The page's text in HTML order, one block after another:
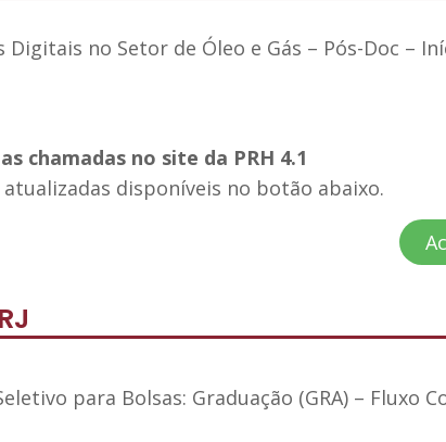
Digitais no Setor de Óleo e Gás – Pós-Doc –
chamadas no site da PRH 4.1
disponíveis no botão abaixo.
para Bolsas: Graduação (GRA) – Fluxo